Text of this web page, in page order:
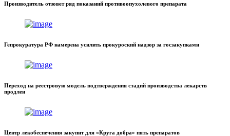
Производитель отзовет ряд показаний противоопухолевого препарата
Гепрокуратура РФ намерена усилить прокуроский надзор за госзакупками
Переход на реестровую модель подтверждения стадий производства лекарств
продлен
Центр лекобеспечения закупит для «Круга добра» пять препаратов